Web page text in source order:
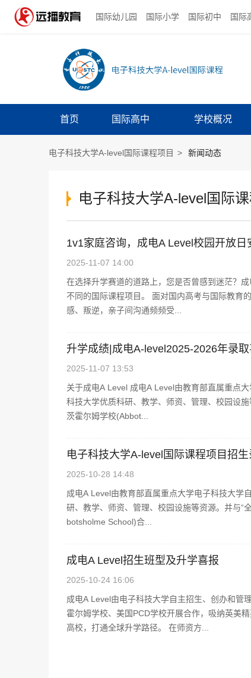
国际幼儿园 国际小学 国际初中 国际
首页 国际高中 学校概况
电子科技大学A-level国际课程项目 > 新闻动态
电子科技大学A-level国际
1v1家庭咨询，成电A Level校园开放日
2025-11-07 14:00
在选择升学赛道的道路上，您是否曾感到迷茫？
不同的国际课程项目。 面对国内高考与国际教育
感、叛逆，亲子间沟通频频受...
升学成绩|成电A-level2025-2026年录
2025-11-07 13:53
关于成电A Level 成电A Level由教育部直属重点
科技大学优质科研、教学、师资、管理、校园设
茨霍尔姆学校(Abbot...
电子科技大学A-level国际课程项目招
2025-10-28 14:48
成电A Level由教育部直属重点大学电子科技大学
研、教学、师资、管理、校园设施等资源。并与“
botsholme School)合...
成电A Level招生班型及升学喜报
2025-10-24 16:06
成电A Level由电子科技大学自主招生、创办和管
霍尔姆学校、美国PCD学校开展合作，吸纳英美
高校，打通全球升学路径。 在师资方...